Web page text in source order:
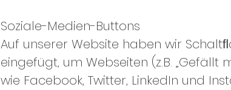
Soziale-Medien-Buttons
Auf unserer Website haben wir
eingefügt, um Webseiten (z.B. „Gefällt
wie Facebook, Twitter, LinkedIn und